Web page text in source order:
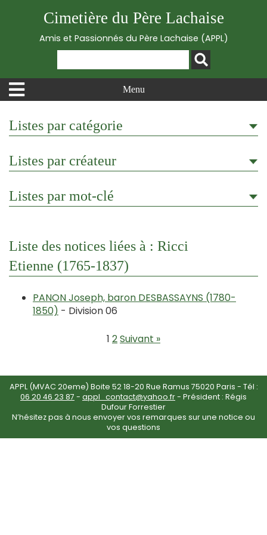
Cimetière du Père Lachaise
Amis et Passionnés du Père Lachaise (APPL)
Menu
Listes par catégorie
Listes par créateur
Listes par mot-clé
Liste des notices liées à : Ricci
Etienne (1765-1837)
PANON Joseph, baron DESBASSAYNS (1780-
1850) - Division 06
1 2Suivant »
APPL (MVAC 20eme) Boite 52 18-20 Rue Ramus 75020 Paris - Tél :
06 20 46 23 87 - appl_contact@yahoo.fr- Président : Régis
Dufour Forrestier
N’hésitez pas à nous envoyer vos remarques sur une notice ou
vos questions